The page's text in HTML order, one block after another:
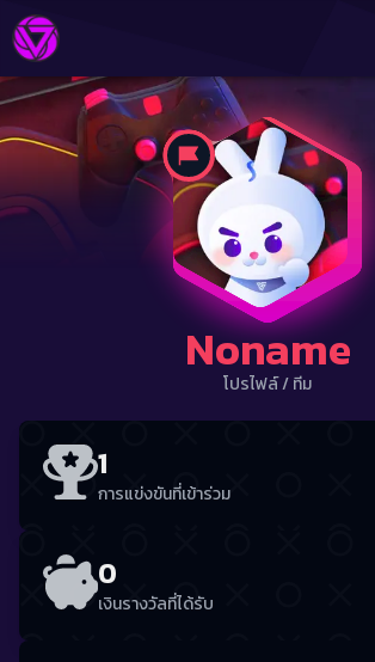
Noname
โปรไฟล์/ทีม
1
การแข่งขันที่เข้าร่วม
0
เงินรางวัลที่ได้รับ